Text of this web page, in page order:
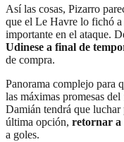
Así las cosas, Pizarro
que el Le Havre lo fichó a
importante en el ataque.
Udinese a final de
de compra.
Panorama complejo para
las máximas promesas
Damián tendrá que
última opción, retornar a
a goles.